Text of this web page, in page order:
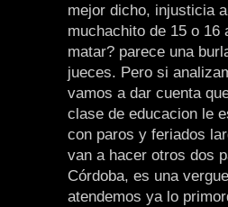
mejor dicho, injusticia
muchachito de 15 o 16
matar? parece una
jueces. Pero si
vamos a dar cuenta
clase de educacion le
con paros y feriados
van a hacer otros dos
Córdoba, es una
atendemos ya lo